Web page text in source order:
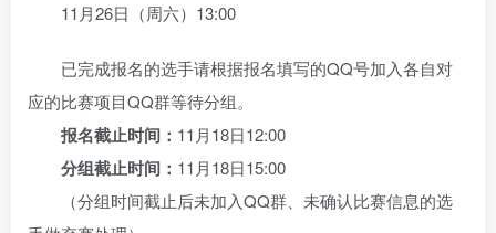
11月26日（周六）13:00
已完成报名的选手请根据报名填写的QQ号加入各自对
应的比赛项目QQ群等待分组。
报名截止时间： 11月18日12:00
分组截止时间： 11月18日15:00
（分组时间截止后未加入QQ群、未确认比赛信息的选